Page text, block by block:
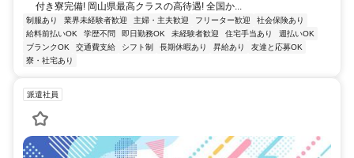
付き寮完備! 岡山県最高クラスの高待遇! 全国か...
制服あり 業界未経験者歓迎 主婦・主夫歓迎 フリーター歓迎
社会保険あり
給料前払いOK
学歴不問 即日勤務OK 未経験者歓迎 住宅手当あり
週払いOK
ブランクOK
交通費支給 シフト制 長期休暇あり 昇給あり
友達と応募OK
寮・社宅あり
派遣社員